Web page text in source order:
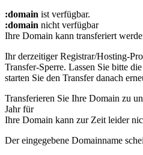
:domain ist verfügbar.
:domain nicht verfügbar
Ihre Domain kann transferiert
Ihr derzeitiger Registrar/Hosting-
Transfer-Sperre. Lassen Sie bitte
starten Sie den Transfer danach
Transferieren Sie Ihre Domain zu
Jahr für
Ihre Domain kann zur Zeit leider
Der eingegebene Domainname